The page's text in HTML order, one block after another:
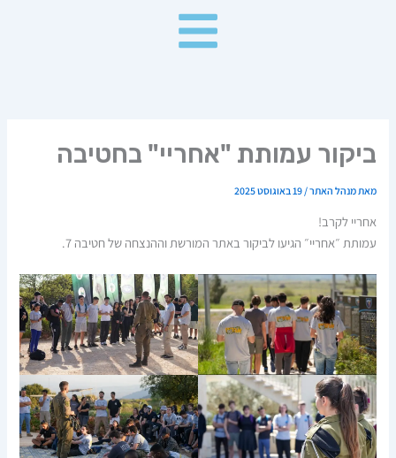
ביקור עמותת "אחריי" בחטיבה
מאתמנהל האתר/19 באוגוסט 2025
אחריי לקרב!
עמותת ״אחריי״ הגיעו לביקור באתר המורשת וההנצחה של חטיבה 7.